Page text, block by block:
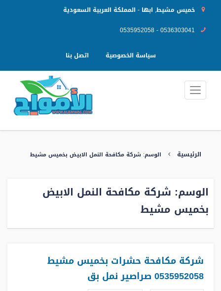
خميس مشيط, ابها - المملكة العربية السعودية
0535952058 - 0536303041
سياسة الخصوصية اتصل بنا
الرئيسية الوسم: شركة مكافحة النمل الابيض بخميس مشيط
الوسم: شركة مكافحة النمل الابيض
بخميس مشيط
شركة مكافحة حشرات بخميس مشيط
0535952058 صراصير نمل بق